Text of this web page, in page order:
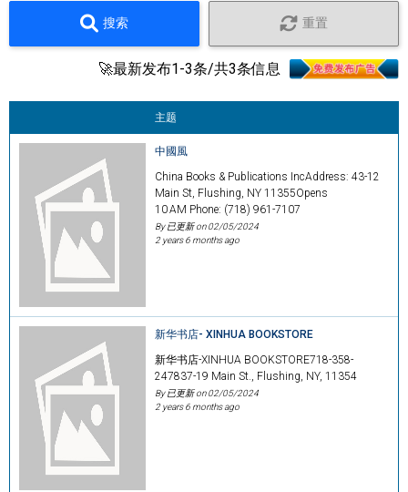
搜索 重置
🚀最新发布1-3条/共3条信息
主题
中國風
China Books & Publications IncAddress: 43-12
Main St, Flushing, NY 11355Opens
10 AM Phone: (718) 961-7107
By 已更新 on02/05/2024
2 years 6 months ago
新华书店- XINHUA BOOKSTORE
新华书店-XINHUA BOOKSTORE718-358-
247837-19 Main St., Flushing, NY, 11354
By 已更新 on02/05/2024
2 years 6 months ago